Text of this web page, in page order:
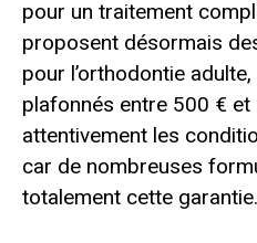
pour un traitement
proposent désormais
pour l’orthodontie
plafonnés entre 500 €
attentivement les
car de nombreuses
totalement cette garantie.